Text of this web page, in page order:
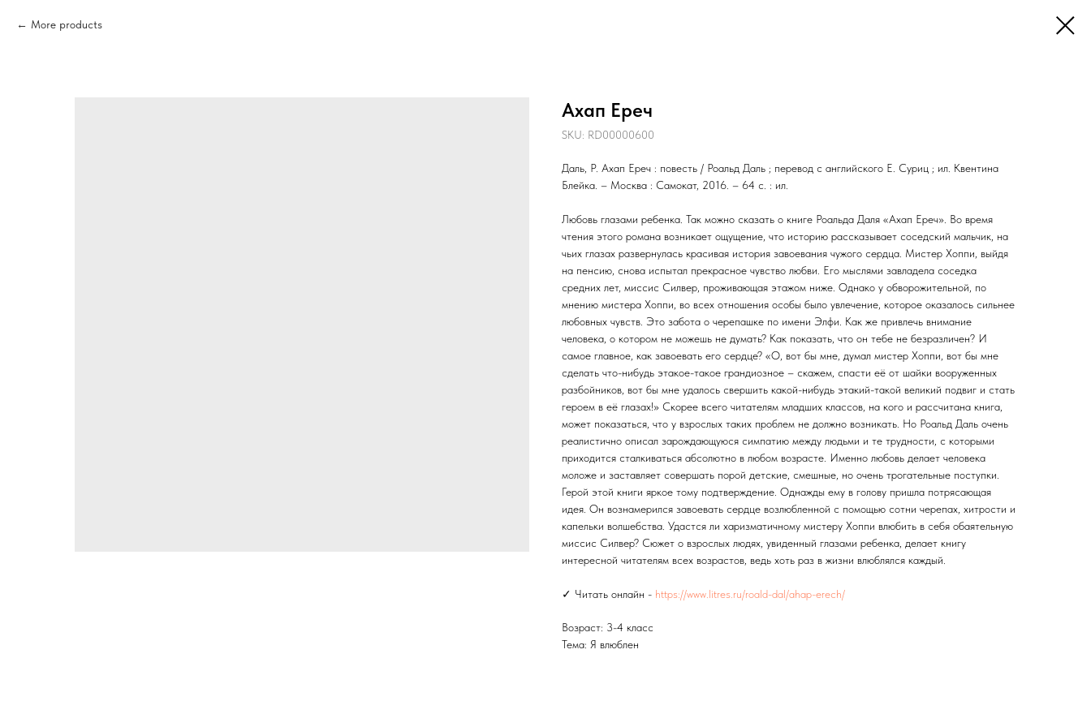
More products
Ахап Ереч
SKU: RD00000600
Даль, Р. Ахап Ереч : повесть / Роальд Даль ; перевод с английского Е. Суриц ; ил. Квентина
Блейка. – Москва : Самокат, 2016. – 64 с. : ил.
Любовь глазами ребенка. Так можно сказать о книге Роальда Даля «Ахап Ереч». Во время
чтения этого романа возникает ощущение, что историю рассказывает соседский мальчик, на
чьих глазах развернулась красивая история завоевания чужого сердца. Мистер Хоппи, выйдя
на пенсию, снова испытал прекрасное чувство любви. Его мыслями завладела соседка
средних лет, миссис Силвер, проживающая этажом ниже. Однако у обворожительной, по
мнению мистера Хоппи, во всех отношения особы было увлечение, которое оказалось сильнее
любовных чувств. Это забота о черепашке по имени Элфи. Как же привлечь внимание
человека, о котором не можешь не думать? Как показать, что он тебе не безразличен? И
самое главное, как завоевать его сердце? «О, вот бы мне, думал мистер Хоппи, вот бы мне
сделать что-нибудь этакое-такое грандиозное – скажем, спасти её от шайки вооруженных
разбойников, вот бы мне удалось свершить какой-нибудь этакий-такой великий подвиг и стать
героем в её глазах!» Скорее всего читателям младших классов, на кого и рассчитана книга,
может показаться, что у взрослых таких проблем не должно возникать. Но Роальд Даль очень
реалистично описал зарождающуюся симпатию между людьми и те трудности, с которыми
приходится сталкиваться абсолютно в любом возрасте. Именно любовь делает человека
моложе и заставляет совершать порой детские, смешные, но очень трогательные поступки.
Герой этой книги яркое тому подтверждение. Однажды ему в голову пришла потрясающая
идея. Он вознамерился завоевать сердце возлюбленной с помощью сотни черепах, хитрости и
капельки волшебства. Удастся ли харизматичному мистеру Хоппи влюбить в себя обаятельную
миссис Силвер? Сюжет о взрослых людях, увиденный глазами ребенка, делает книгу
интересной читателям всех возрастов, ведь хоть раз в жизни влюблялся каждый.
✓ Читать онлайн - https://www.litres.ru/roald-dal/ahap-erech/
Возраст: 3-4 класс
Тема: Я влюблен